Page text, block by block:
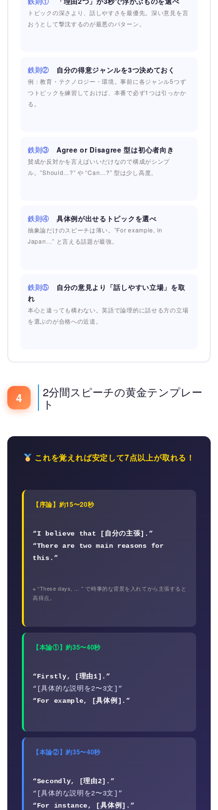
トピックの深さより、話しやすさを最優先。深い意見を言
おうとして撃沈するのが最悪のパターン。
鉄則② 自分の得意ジャンルを3つ決めておく
例：教育・テクノロジー・環境。事前に各ジャンル5つず
つトピックを練習しておけば、本番で必ず1つは引っかか
る。
鉄則③ Agree or Disagree 型は初心者向き
賛成か反対かを言えばいいだけなので構成がシンプ
ル。”Should…?” や “Can…?” 型は少し高度。
鉄則④ 具体例が出せるトピックを選べ
抽象論だけのスピーチは薄い。”For example, in
Japan…” と言える話題が最強。
鉄則⑤
自分の意見より「話しやすい立場」を取
れ
本心と違っても構わない。英語で論理的に話せる方の立場
を選ぶのが合格への近道。
4
2分間スピーチの黄金テンプレー
ト
これを覚えれば安定して7点以上が取れる！
【序論】約15〜20秒
“I believe that [自分の主張].”
“There are two main reasons for
this.”
※ “These days, … ” で時事的な背景を入れてから主張すると
高得点。
【本論①】約35〜40秒
“Firstly, [理由1].”
“[具体的な説明を2〜3文]”
“For example, [具体例].”
【本論②】約35〜40秒
“Secondly, [理由2].”
“[具体的な説明を2〜3文]”
“For instance, [具体例].”